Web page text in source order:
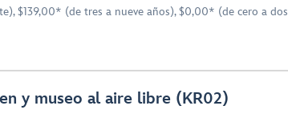
$139,00* (de tres a nueve años), $0,00* (de cero a dos
y museo al aire libre (KR02)